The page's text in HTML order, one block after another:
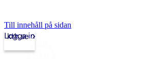
Till innehåll på sidan
kth.se
Logga in